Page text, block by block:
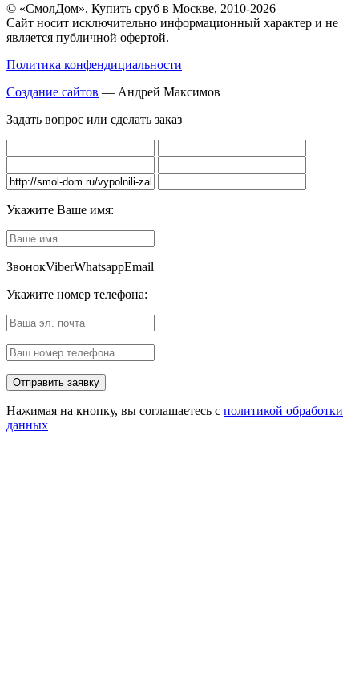
© «СмолДом». Купить сруб в Москве, 2010-2026
Сайт носит исключительно информационный характер и не
является публичной офертой.
Политика конфендициальности
Создание сайтов — Андрей Максимов
Задать вопрос или сделать заказ
Укажите Ваше имя:
ЗвонокViberWhatsappEmail
Укажите номер телефона:
Нажимая на кнопку, вы соглашаетесь с политикой обработки
данных